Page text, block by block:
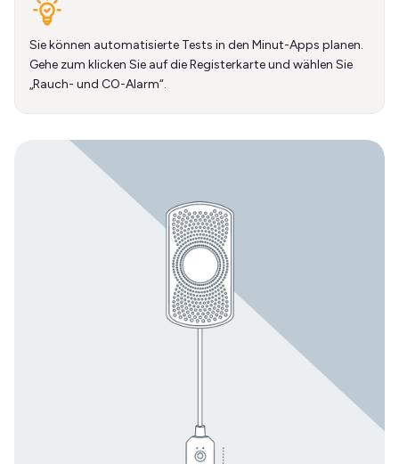
Sie können automatisierte Tests in den Minut-Apps planen.
Gehe zum klicken Sie auf die Registerkarte und wählen Sie
„Rauch- und CO-Alarm“.